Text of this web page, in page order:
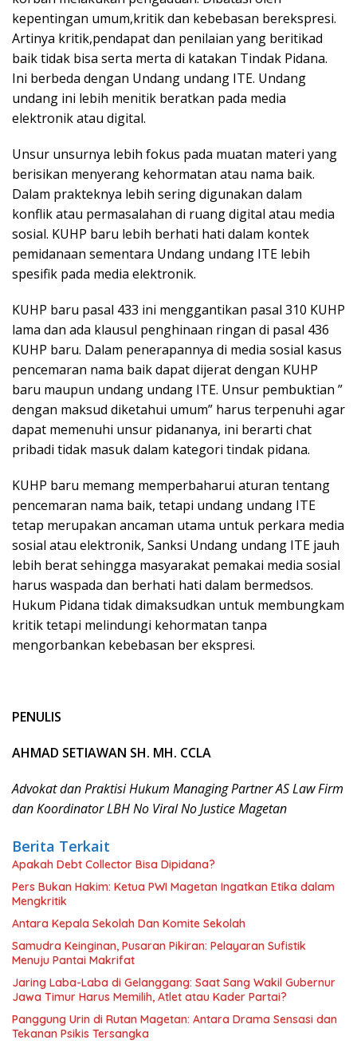
kepentingan umum,kritik dan kebebasan berekspresi.
Artinya kritik,pendapat dan penilaian yang beritikad
baik tidak bisa serta merta di katakan Tindak Pidana.
Ini berbeda dengan Undang undang ITE. Undang
undang ini lebih menitik beratkan pada media
elektronik atau digital.
Unsur unsurnya lebih fokus pada muatan materi yang
berisikan menyerang kehormatan atau nama baik.
Dalam prakteknya lebih sering digunakan dalam
konflik atau permasalahan di ruang digital atau media
sosial. KUHP baru lebih berhati hati dalam kontek
pemidanaan sementara Undang undang ITE lebih
spesifik pada media elektronik.
KUHP baru pasal 433 ini menggantikan pasal 310 KUHP
lama dan ada klausul penghinaan ringan di pasal 436
KUHP baru. Dalam penerapannya di media sosial kasus
pencemaran nama baik dapat dijerat dengan KUHP
baru maupun undang undang ITE. Unsur pembuktian ”
dengan maksud diketahui umum” harus terpenuhi agar
dapat memenuhi unsur pidananya, ini berarti chat
pribadi tidak masuk dalam kategori tindak pidana.
KUHP baru memang memperbaharui aturan tentang
pencemaran nama baik, tetapi undang undang ITE
tetap merupakan ancaman utama untuk perkara media
sosial atau elektronik, Sanksi Undang undang ITE jauh
lebih berat sehingga masyarakat pemakai media sosial
harus waspada dan berhati hati dalam bermedsos.
Hukum Pidana tidak dimaksudkan untuk membungkam
kritik tetapi melindungi kehormatan tanpa
mengorbankan kebebasan ber ekspresi.
PENULIS
AHMAD SETIAWAN SH. MH. CCLA
Advokat dan Praktisi Hukum Managing Partner AS Law Firm
dan Koordinator LBH No Viral No Justice Magetan
Berita Terkait
Apakah Debt Collector Bisa Dipidana?
Pers Bukan Hakim: Ketua PWI Magetan Ingatkan Etika dalam
Mengkritik
Antara Kepala Sekolah Dan Komite Sekolah
Samudra Keinginan, Pusaran Pikiran: Pelayaran Sufistik
Menuju Pantai Makrifat
Jaring Laba-Laba di Gelanggang: Saat Sang Wakil Gubernur
Jawa Timur Harus Memilih, Atlet atau Kader Partai?
Panggung Urin di Rutan Magetan: Antara Drama Sensasi dan
Tekanan Psikis Tersangka